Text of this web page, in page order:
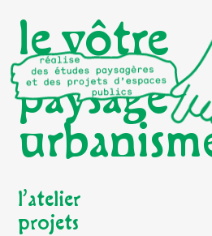
le vôtre
paysage
l’atelier
projets